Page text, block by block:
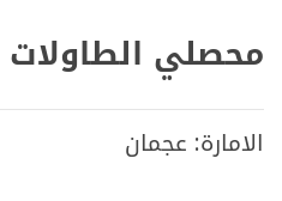
محصلي الطاولات
الامارة: عجمان